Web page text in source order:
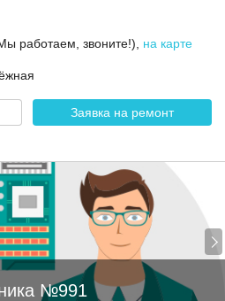
работаем, звоните!) на карте
Заявка на ремонт
№991